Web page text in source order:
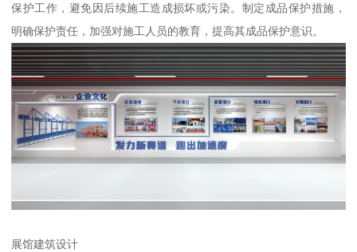
保护工作，避免因后续施工造成损坏或污染。制定成品保护措施，
明确保护责任，加强对施工人员的教育，提高其成品保护意识。
展馆建筑设计